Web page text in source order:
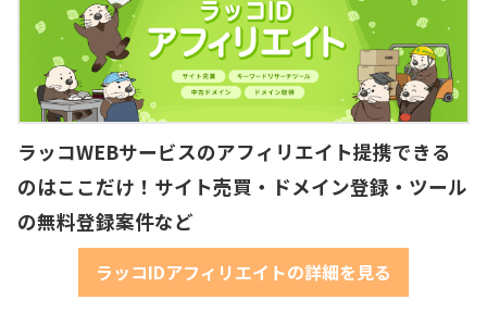
ラッコWEBサービスのアフィリエイト提携できる
のはここだけ！サイト売買・ドメイン登録・ツール
の無料登録案件など
ラッコIDアフィリエイトの詳細を見る